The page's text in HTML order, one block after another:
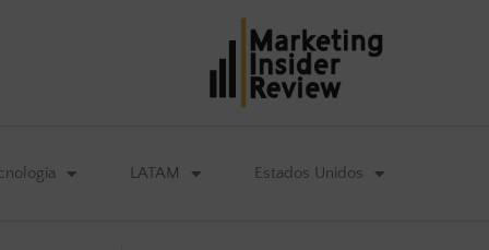
LATAM Estados Unidos